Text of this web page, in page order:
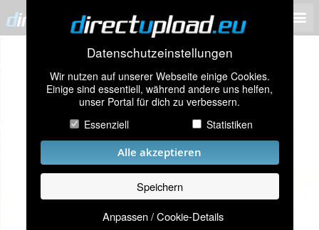
Datenschutzeinstellungen
Wir nutzen auf unserer Webseite einige Cookies.
Einige sind essentiell, während andere uns helfen,
unser Portal für dich zu verbessern.
Essenziell
Statistiken
Alle akzeptieren
Speichern
Anpassen / Cookie-Details